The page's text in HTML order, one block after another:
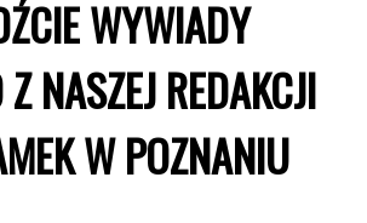
WYWIADY
NASZEJ REDAKCJI
W POZNANIU